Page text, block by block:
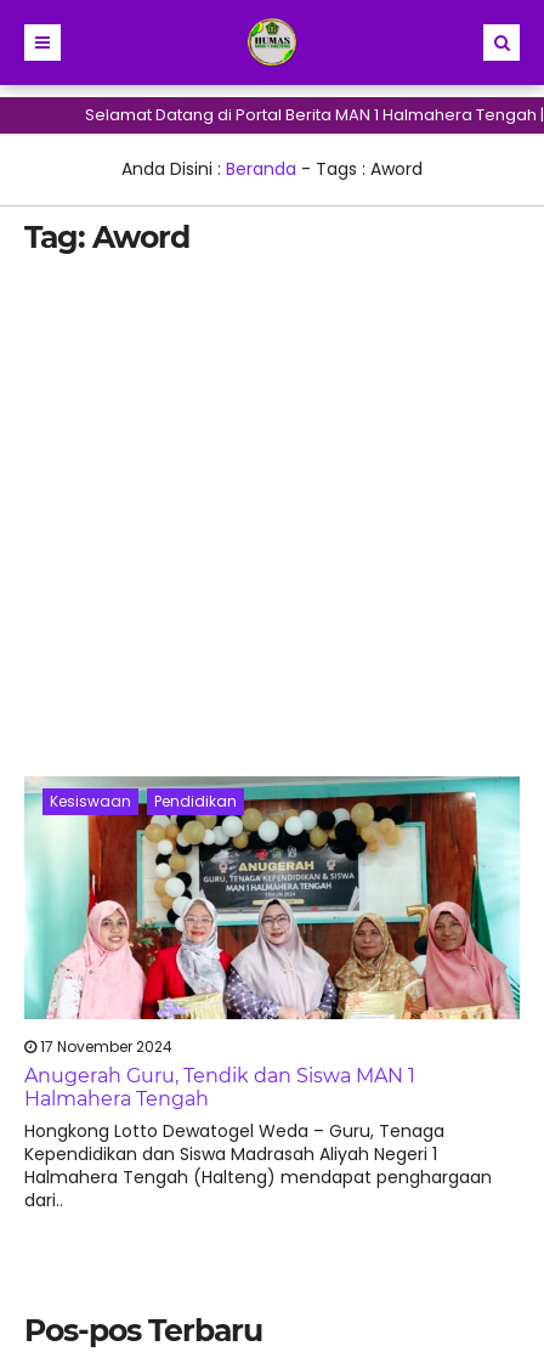
Selamat Datang di Portal Berita MAN 1 Halmahera Tengah |
Anda Disini : Beranda - Tags : Aword
Tag: Aword
Kesiswaan Pendidikan
17 November 2024
Anugerah Guru, Tendik dan Siswa MAN 1
Halmahera Tengah
Hongkong Lotto Dewatogel Weda – Guru, Tenaga
Kependidikan dan Siswa Madrasah Aliyah Negeri 1
Halmahera Tengah (Halteng) mendapat penghargaan
dari..
Pos-pos Terbaru